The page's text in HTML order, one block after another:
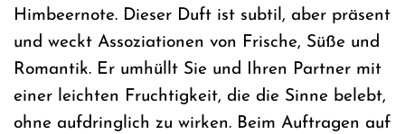
Himbeernote. Dieser Duft ist subtil, aber präsent
und weckt Assoziationen von Frische, Süße und
Romantik. Er umhüllt Sie und Ihren Partner mit
einer leichten Fruchtigkeit, die die Sinne belebt,
ohne aufdringlich zu wirken. Beim Auftragen auf